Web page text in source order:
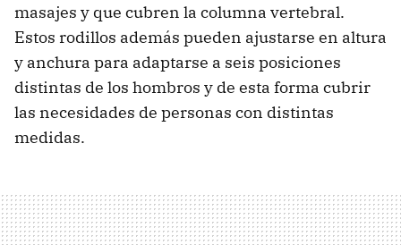
masajes y que cubren la columna vertebral.
Estos rodillos además pueden ajustarse en altura
y anchura para adaptarse a seis posiciones
distintas de los hombros y de esta forma cubrir
las necesidades de personas con distintas
medidas.